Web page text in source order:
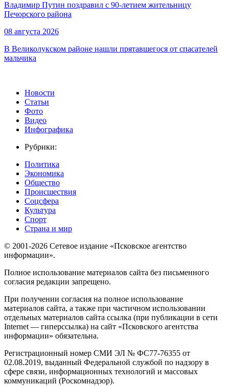
Владимир Путин поздравил с 90-летием жительницу
Печорского района
08 августа 2026
В Великолукском районе нашли прятавшегося от спасателей
мальчика
Новости
Статьи
Фото
Видео
Инфографика
Рубрики:
Политика
Экономика
Общество
Происшествия
Соцсфера
Культура
Спорт
Страна и мир
© 2001-2026 Сетевое издание «Псковское агентство
информации».
Полное использование материалов сайта без письменного
согласия редакции запрещено.
При получении согласия на полное использование
материалов сайта, а также при частичном использовании
отдельных материалов сайта ссылка (при публикации в сети
Internet — гиперссылка) на сайт «Псковского агентства
информации» обязательна.
Регистрационный номер СМИ ЭЛ № ФС77-76355 от
02.08.2019, выданный Федеральной службой по надзору в
сфере связи, информационных технологий и массовых
коммуникаций (Роскомнадзор).